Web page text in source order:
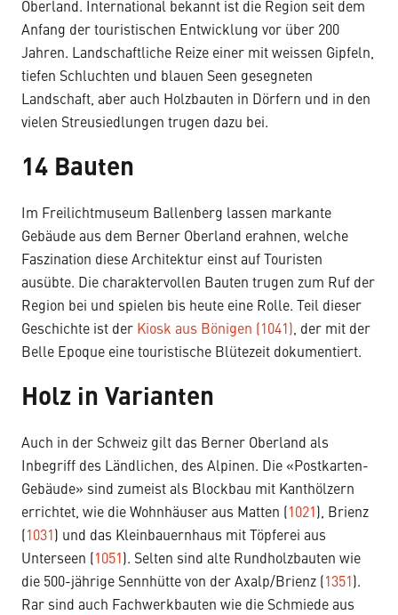
Oberland. International bekannt ist die Region seit dem
Anfang der touristischen Entwicklung vor über 200
Jahren. Landschaftliche Reize einer mit weissen Gipfeln,
tiefen Schluchten und blauen Seen gesegneten
Landschaft, aber auch Holzbauten in Dörfern und in den
vielen Streusiedlungen trugen dazu bei.
14 Bauten
Im Freilichtmuseum Ballenberg lassen markante
Gebäude aus dem Berner Oberland erahnen, welche
Faszination diese Architektur einst auf Touristen
ausübte. Die charaktervollen Bauten trugen zum Ruf der
Region bei und spielen bis heute eine Rolle. Teil dieser
Geschichte ist der Kiosk aus Bönigen (1041), der mit der
Belle Epoque eine touristische Blütezeit dokumentiert.
Holz in Varianten
Auch in der Schweiz gilt das Berner Oberland als
Inbegriff des Ländlichen, des Alpinen. Die «Postkarten-
Gebäude» sind zumeist als Blockbau mit Kanthölzern
errichtet, wie die Wohnhäuser aus Matten (1021), Brienz
(1031) und das Kleinbauernhaus mit Töpferei aus
Unterseen (1051). Selten sind alte Rundholzbauten wie
die 500-jährige Sennhütte von der Axalp/Brienz (1351).
Rar sind auch Fachwerkbauten wie die Schmiede aus